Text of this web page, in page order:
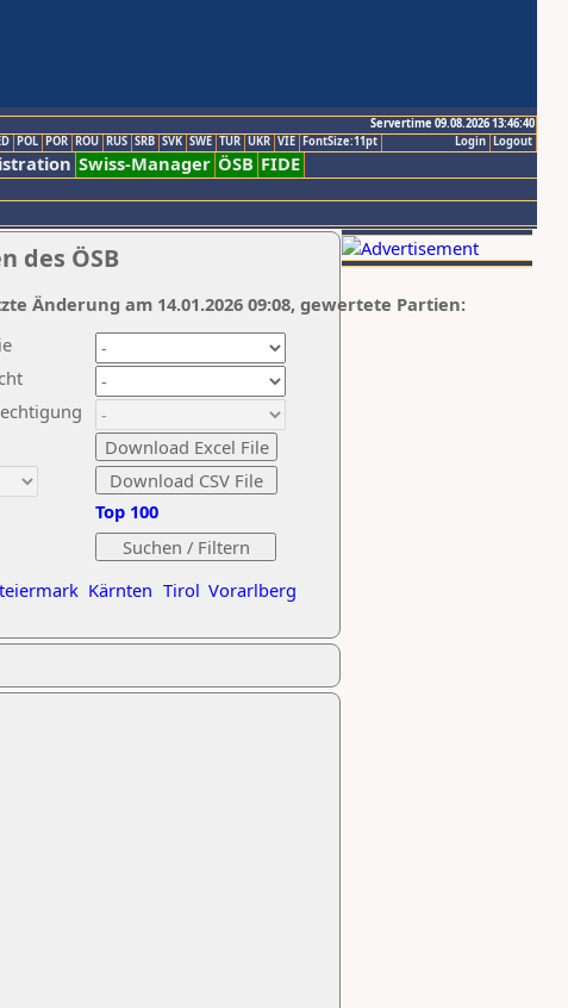
Servertime 09.08.2026 13:46:40
Logout
Login
POL POR ROU RUS SRB SVK SWE TUR UKR VIE FontSize:11pt
Swiss-Manager ÖSB FIDE
des ÖSB
Kärnten Tirol Vorarlberg
Top 100
Änderung am 14.01.2026 09:08, gewertete Partien: